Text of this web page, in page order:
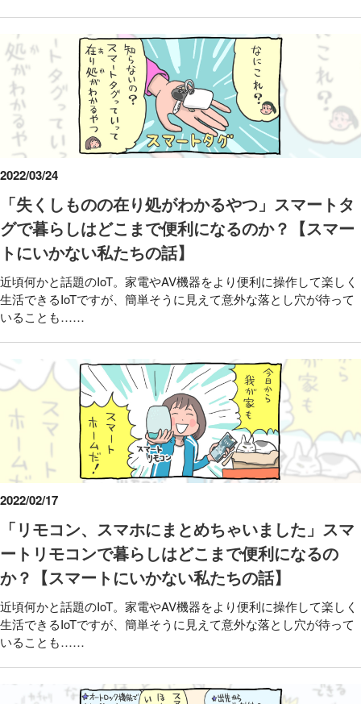
「失くしものの在り処がわかるやつ」スマートタ
グで暮らしはどこまで便利になるのか？【スマー
トにいかない私たちの話】
2022/03/24
近頃何かと話題のIoT。家電やAV機器をより便利に操作して楽しく
生活できるIoTですが、簡単そうに見えて意外な落とし穴が待って
いることも……
「リモコン、スマホにまとめちゃいました」スマ
ートリモコンで暮らしはどこまで便利になるの
か？【スマートにいかない私たちの話】
2022/02/17
近頃何かと話題のIoT。家電やAV機器をより便利に操作して楽しく
生活できるIoTですが、簡単そうに見えて意外な落とし穴が待って
いることも……